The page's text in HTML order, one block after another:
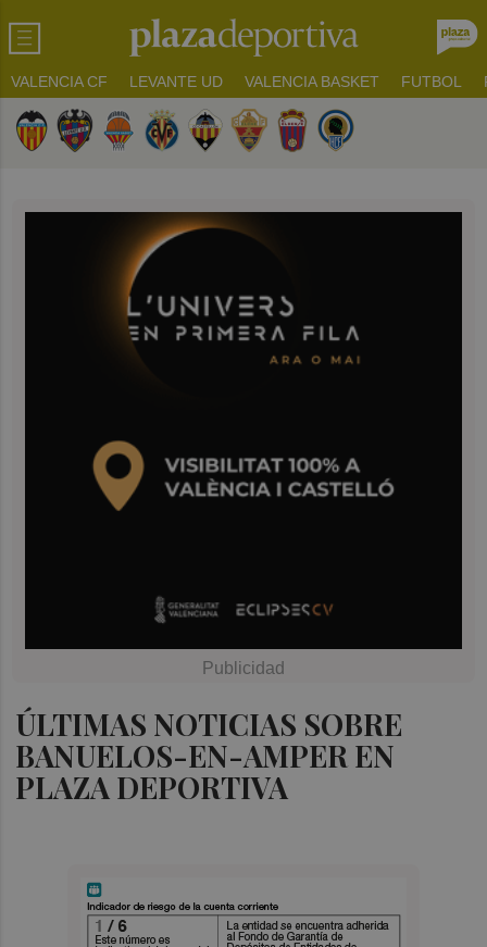
VALENCIA CF LEVANTE UD VALENCIA BASKET FUTBOL
ÚLTIMAS NOTICIAS SOBRE
BANUELOS-EN-AMPER EN
PLAZA DEPORTIVA